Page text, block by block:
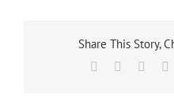
Share This Story,
Facebook Reddit